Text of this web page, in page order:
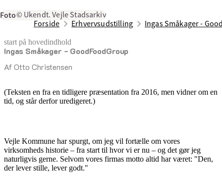
Foto© Ukendt. Vejle Stadsarkiv
Forside
Erhvervsudstilling Ingas Småkager -
start på hovedindhold
Ingas Småkager - GoodFoodGroup
Af Otto Christensen
senest opdateret 17. februar 2026
(Teksten en fra en tidligere præsentation fra 2016, men vidner om en
tid, og står derfor uredigeret.)
Vejle Kommune har spurgt, om jeg vil fortælle om vores
virksomheds historie – fra start til hvor vi er nu – og det gør jeg
naturligvis gerne. Selvom vores firmas motto altid har været: "Den,
der lever stille, lever godt."